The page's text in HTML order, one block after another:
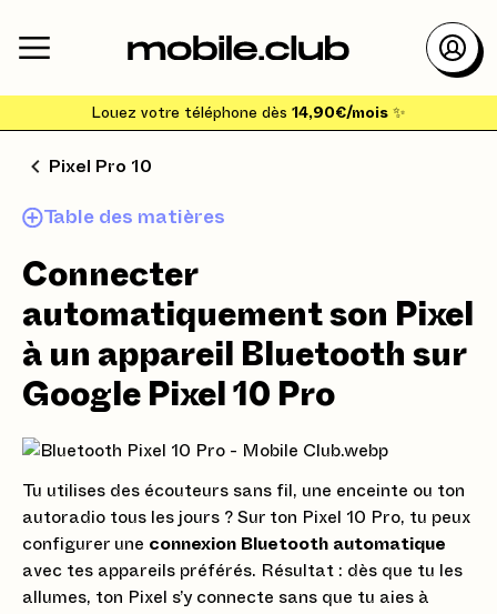
Louez votre téléphone dès 14,90€/mois ✨
Pixel Pro 10
Table des matières
Connecter
automatiquement son Pixel
à un appareil Bluetooth sur
Google Pixel 10 Pro
Tu utilises des écouteurs sans fil, une enceinte ou ton
autoradio tous les jours ? Sur ton Pixel 10 Pro, tu peux
configurer une connexion Bluetooth automatique
avec tes appareils préférés. Résultat : dès que tu les
allumes, ton Pixel s’y connecte sans que tu aies à